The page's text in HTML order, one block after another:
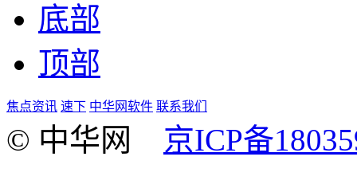
底部
顶部
焦点资讯 速下 中华网软件 联系我们
© 中华网 京ICP备